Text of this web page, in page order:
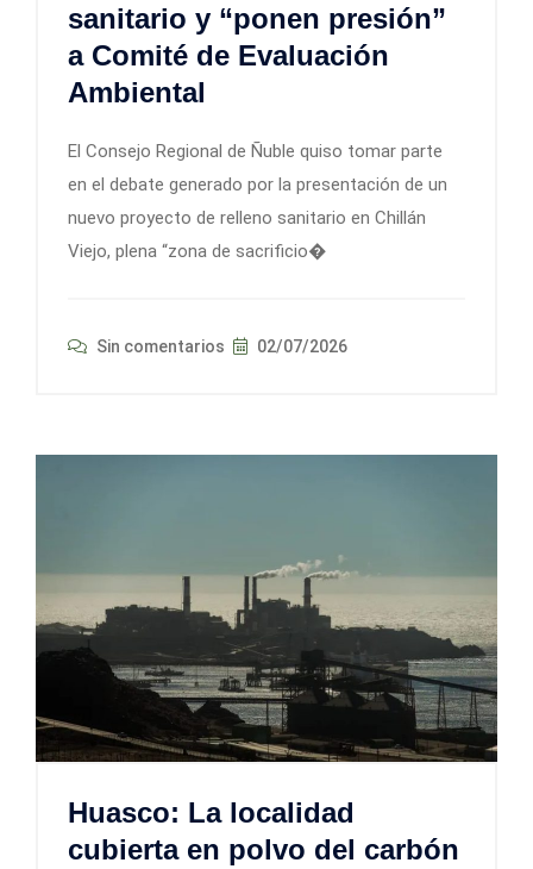
sanitario y “ponen presión”
a Comité de Evaluación
Ambiental
El Consejo Regional de Ñuble quiso tomar parte
en el debate generado por la presentación de un
nuevo proyecto de relleno sanitario en Chillán
Viejo, plena “zona de sacrificio�
Sin comentarios 02/07/2026
Huasco: La localidad
cubierta en polvo del carbón